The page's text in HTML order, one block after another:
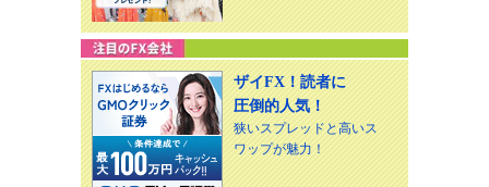
ザイFX！読者に
圧倒的人気！
狭いスプレッドと高いス
ワップが魅力！